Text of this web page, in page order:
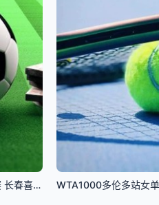
8月5日25-26赛季中乙联赛 长春喜都VS大连英博B队